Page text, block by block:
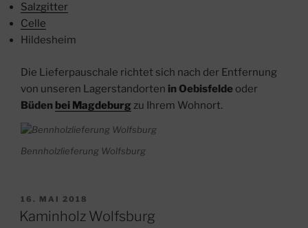
Salzgitter
Celle
Hildesheim
Die Lieferpauschale richtet sich nach der Entfernung
von unseren Lagerstandorten in Oebisfelde oder
Büden bei Magdeburgzu Ihrem Wohnort.
Bennholzlieferung Wolfsburg
VERÖFFENTLICHT
AM
16. MAI 2018
Kaminholz Wolfsburg